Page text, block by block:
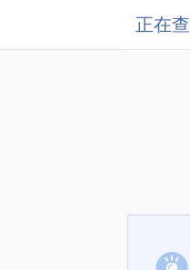
正在